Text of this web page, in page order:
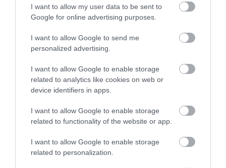
I want to allow my user data to be sent to
Google for online advertising purposes.
I want to allow Google to send me
personalized advertising.
I want to allow Google to enable storage
related to analytics like cookies on web or
device identifiers in apps.
I want to allow Google to enable storage
related to functionality of the website or app.
I want to allow Google to enable storage
related to personalization.
HŐKUPOLA MAGYARORSZÁG
FELETT: MI EZ A LÁTHATATLAN
ALATTA A TERMÉSZETTEL?
2026-08-03
NEM CSAK A RITKASÁGOK
PILLANGÓK CSENDES
ELTŰNÉSE A NAGYOBB
2026-08-03